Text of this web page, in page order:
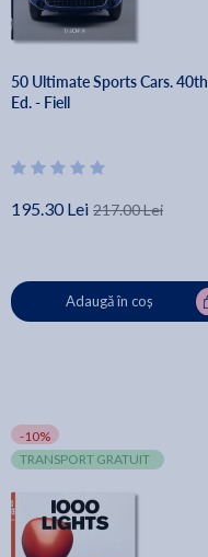
50 Ultimate Sports Cars. 40th
Ed. - Fiell
195.30 Lei 217.00 Lei
Adaugă în coș
-10%
TRANSPORT GRATUIT